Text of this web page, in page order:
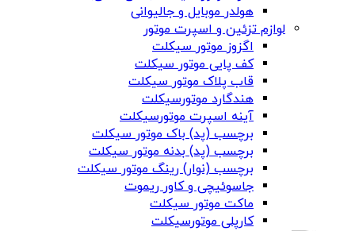
هولدر موبایل و جالیوانی
لوازم تزئین و اسپرت موتور
اگزوز موتور سیکلت
کف پایی موتور سیکلت
قاب پلاک موتور سیکلت
هندگارد موتورسیکلت
آینه اسپرت موتورسیکلت
برچسب (پد) باک موتور سیکلت
برچسب (پد) بدنه موتور سیکلت
برچسب (نوار) رینگ موتور سیکلت
جاسوئیچی و کاور ریموت
ماکت موتور سیکلت
کارپلی موتورسیکلت